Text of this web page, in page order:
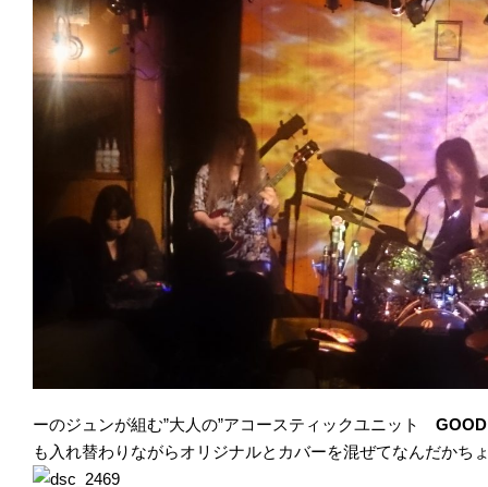
ーのジュンが組む”大人の”アコースティックユニット
も入れ替わりながらオリジナルとカバーを混ぜてなんだかち